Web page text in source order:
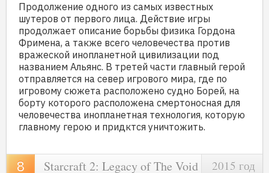
Продолжение одного из самых известных
шутеров от первого лица. Действие игры
продолжает описание борьбы физика Гордона
Фримена, а также всего человечества против
вражеской инопланетной цивилизации под
названием Альянс. В третей части главный герой
отправляется на север игрового мира, где по
игровому сюжета расположено судно Борей, на
борту которого расположена смертоносная для
человечества инопланетная технология, которую
главному герою и придктся уничтожить.
Starcraft 2: Legacy of The Void 2015 год